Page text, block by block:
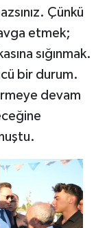
Çünkü
etmek;
sığınmak.
bir durum.
devam